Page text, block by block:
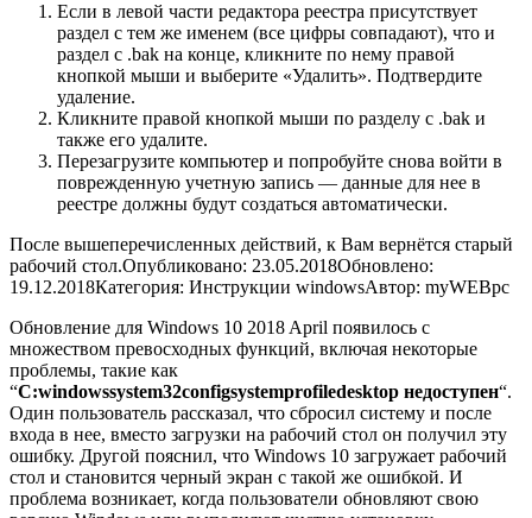
Если в левой части редактора реестра присутствует
раздел с тем же именем (все цифры совпадают), что и
раздел с .bak на конце, кликните по нему правой
кнопкой мыши и выберите «Удалить». Подтвердите
удаление.
Кликните правой кнопкой мыши по разделу с .bak и
также его удалите.
Перезагрузите компьютер и попробуйте снова войти в
поврежденную учетную запись — данные для нее в
реестре должны будут создаться автоматически.
После вышеперечисленных действий, к Вам вернётся старый
рабочий стол.Опубликовано: 23.05.2018Обновлено:
19.12.2018Категория: Инструкции windowsАвтор: myWEBpc
Обновление для Windows 10 2018 April появилось с
множеством превосходных функций, включая некоторые
проблемы, такие как
“C:windowssystem32configsystemprofiledesktop недоступен“.
Один пользователь рассказал, что сбросил систему и после
входа в нее, вместо загрузки на рабочий стол он получил эту
ошибку. Другой пояснил, что Windows 10 загружает рабочий
стол и становится черный экран с такой же ошибкой. И
проблема возникает, когда пользователи обновляют свою